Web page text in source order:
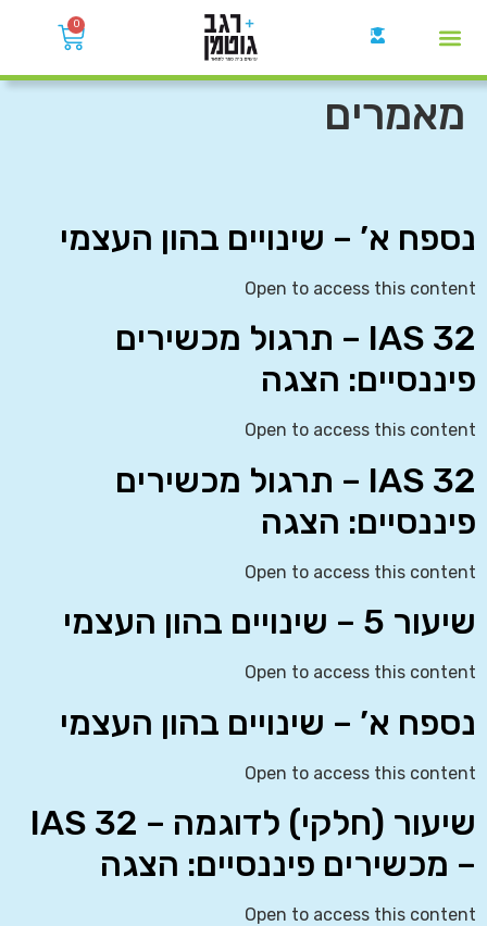
0
מאמרים
נספח א’ – שינויים בהון העצמי
Open to access this content
IAS 32 – תרגול מכשירים
פיננסיים: הצגה
Open to access this content
IAS 32 – תרגול מכשירים
פיננסיים: הצגה
Open to access this content
שיעור 5 – שינויים בהון העצמי
Open to access this content
נספח א’ – שינויים בהון העצמי
Open to access this content
שיעור (חלקי) לדוגמה – IAS 32
– מכשירים פיננסיים: הצגה
Open to access this content